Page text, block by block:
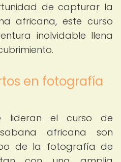
de capturar la
africana, este curso
inolvidable llena
en fotografía
lideran el curso de
africana son
de la fotografía de